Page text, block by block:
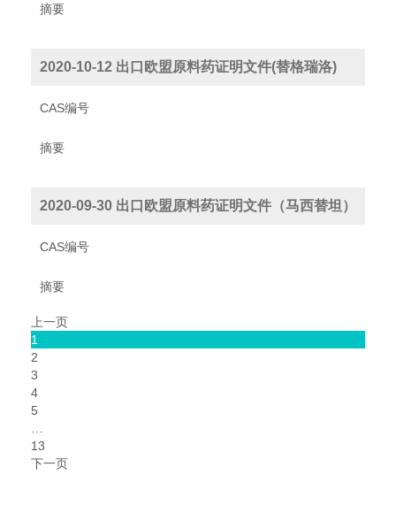
摘要
2020-10-12 出口欧盟原料药证明文件(替格瑞洛)
CAS编号
摘要
2020-09-30 出口欧盟原料药证明文件（马西替坦）
CAS编号
摘要
上一页
1
2
3
4
5
13
下一页